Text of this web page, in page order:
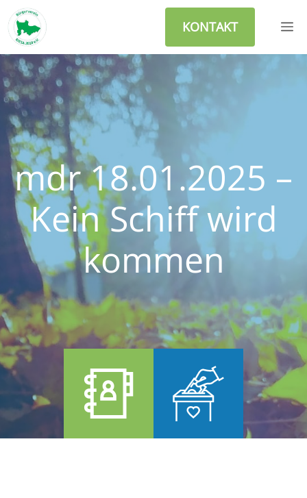
Zum
Inhalt
springen
KONTAKT
mdr 18.01.2025 –
Kein Schiff wird
kommen